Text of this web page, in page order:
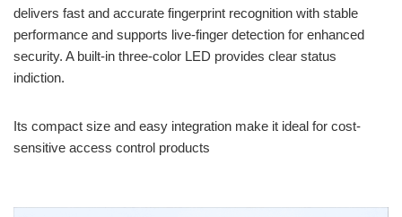
delivers fast and accurate fingerprint recognition with stable
performance and supports live-finger detection for enhanced
security. A built-in three-color LED provides clear status
indiction.
Its compact size and easy integration make it ideal for cost-
sensitive access control products